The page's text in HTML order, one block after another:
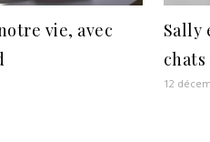
vie, avec
Sally
chats
12